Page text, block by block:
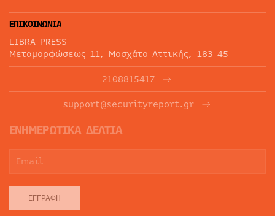
ΕΠΙΚΟΙΝΩΝΙΑ
LIBRA PRESS
Μεταμορφώσεως 11, Μοσχάτο Αττικής, 183 45
2108815417
support@securityreport.gr
ΕΝΗΜΕΡΩΤΙΚΑ ΔΕΛΤΙΑ
ΕΓΓΡΑΦΉ